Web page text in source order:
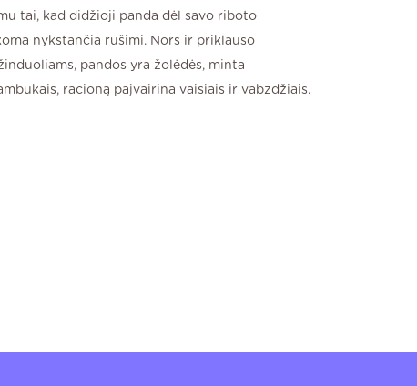
tai, kad didžioji panda dėl savo riboto
nykstančia rūšimi. Nors ir priklauso
pandos yra žolėdės, minta
racioną paįvairina vaisiais ir vabzdžiais.